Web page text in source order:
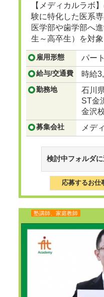
【メディカルラボ
験に特化した医系専
医学部や歯学部へ
生～高卒生）を対
の授業で担当して
...つづきを見る
雇用形態 パー
給与/交通費 時給
勤務地
石川
ST金
金沢校
募集会社 メデ
検討中フォルダ
応募するお仕
塾講師、家庭教師